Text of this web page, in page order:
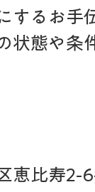
するお手
状態や条
恵比寿2-